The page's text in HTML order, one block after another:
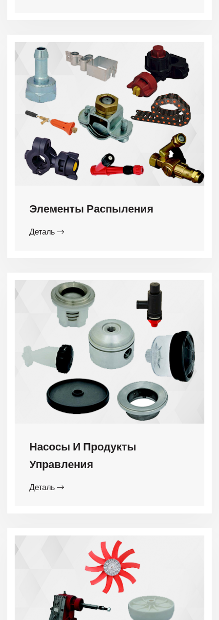
Элементы Распыления
Деталь
Насосы И Продукты
Управления
Деталь